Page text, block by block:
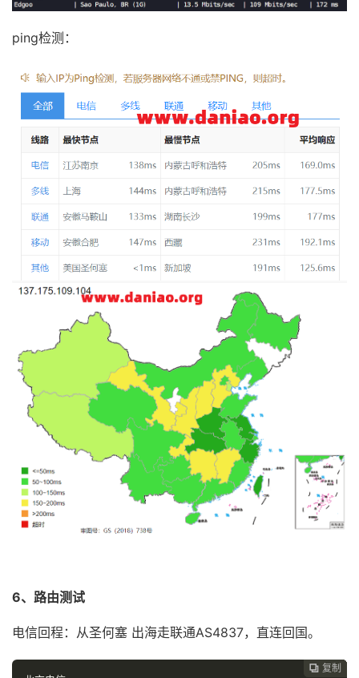
ping检测：
6、路由测试
电信回程：从圣何塞 出海走联通AS4837，直连回国。
 复制
 复制
 复制
 复制
 复制